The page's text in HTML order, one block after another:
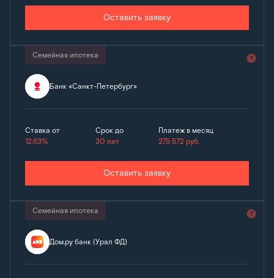
Оставить заявку
Семейная ипотека
Банк «Санкт-Петербург»
Ставка от
12.63%
Срок до
30 лет
Платеж в месяц
275 572руб.
Оставить заявку
Семейная ипотека
Дом.ру банк (Урал ФД)